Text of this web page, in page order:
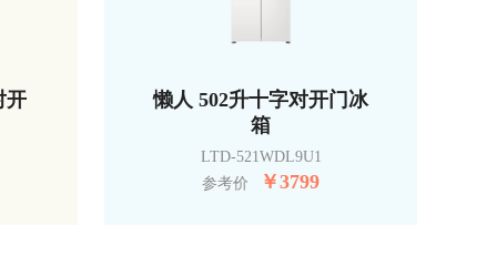
开
懒人 502升十字对开门冰
箱
LTD-521WDL9U1
参考价
￥3799